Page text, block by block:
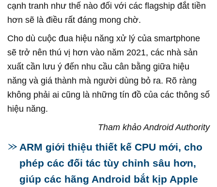
cạnh tranh như thế nào đối với các flagship đắt tiền
hơn sẽ là điều rất đáng mong chờ.
Cho dù cuộc đua hiệu năng xử lý của smartphone
sẽ trở nên thú vị hơn vào năm 2021, các nhà sản
xuất cần lưu ý đến nhu cầu cân bằng giữa hiệu
năng và giá thành mà người dùng bỏ ra. Rõ ràng
không phải ai cũng là những tín đồ của các thông số
hiệu năng.
Tham khảo Android Authority
ARM giới thiệu thiết kế CPU mới, cho
phép các đối tác tùy chỉnh sâu hơn,
giúp các hãng Android bắt kịp Apple